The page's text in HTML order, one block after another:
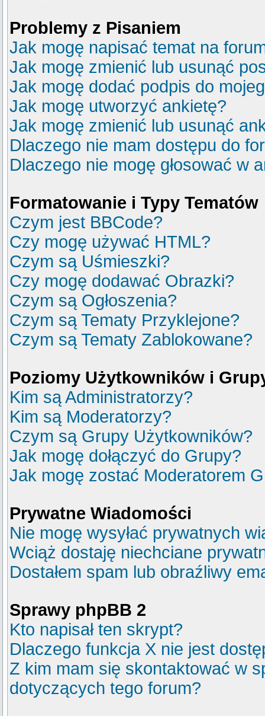
Problemy z Pisaniem
Jak mogę napisać temat na
Jak mogę zmienić lub usunąć
Jak mogę dodać podpis do
Jak mogę utworzyć ankietę?
Jak mogę zmienić lub usunąć
Dlaczego nie mam dostępu do
Dlaczego nie mogę głosować w
Formatowanie i Typy Tematów
Czym jest BBCode?
Czy mogę używać HTML?
Czym są Uśmieszki?
Czy mogę dodawać Obrazki?
Czym są Ogłoszenia?
Czym są Tematy Przyklejone?
Czym są Tematy Zablokowane?
Poziomy Użytkowników i
Kim są Administratorzy?
Kim są Moderatorzy?
Czym są Grupy Użytkowników?
Jak mogę dołączyć do Grupy?
Jak mogę zostać Moderatorem
Prywatne Wiadomości
Nie mogę wysyłać prywatnych
Wciąż dostaję niechciane
Dostałem spam lub obraźliwy
Sprawy phpBB 2
Kto napisał ten skrypt?
Dlaczego funkcja X nie jest
Z kim mam się skontaktować w
dotyczących tego forum?